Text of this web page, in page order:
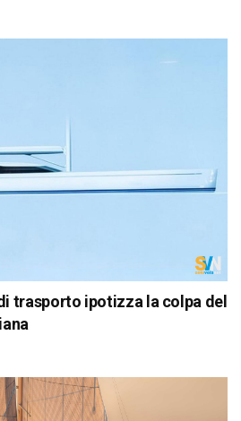
trasporto ipotizza la colpa del